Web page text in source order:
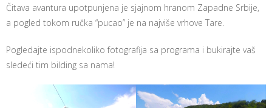
Čitava avantura upotpunjena je sjajnom hranom Zapadne Srbije,
a pogled tokom ručka “pucao” je na najviše vrhove Tare.
Pogledajte ispodnekoliko fotografija sa programa i bukirajte vaš
sledeći tim bilding sa nama!